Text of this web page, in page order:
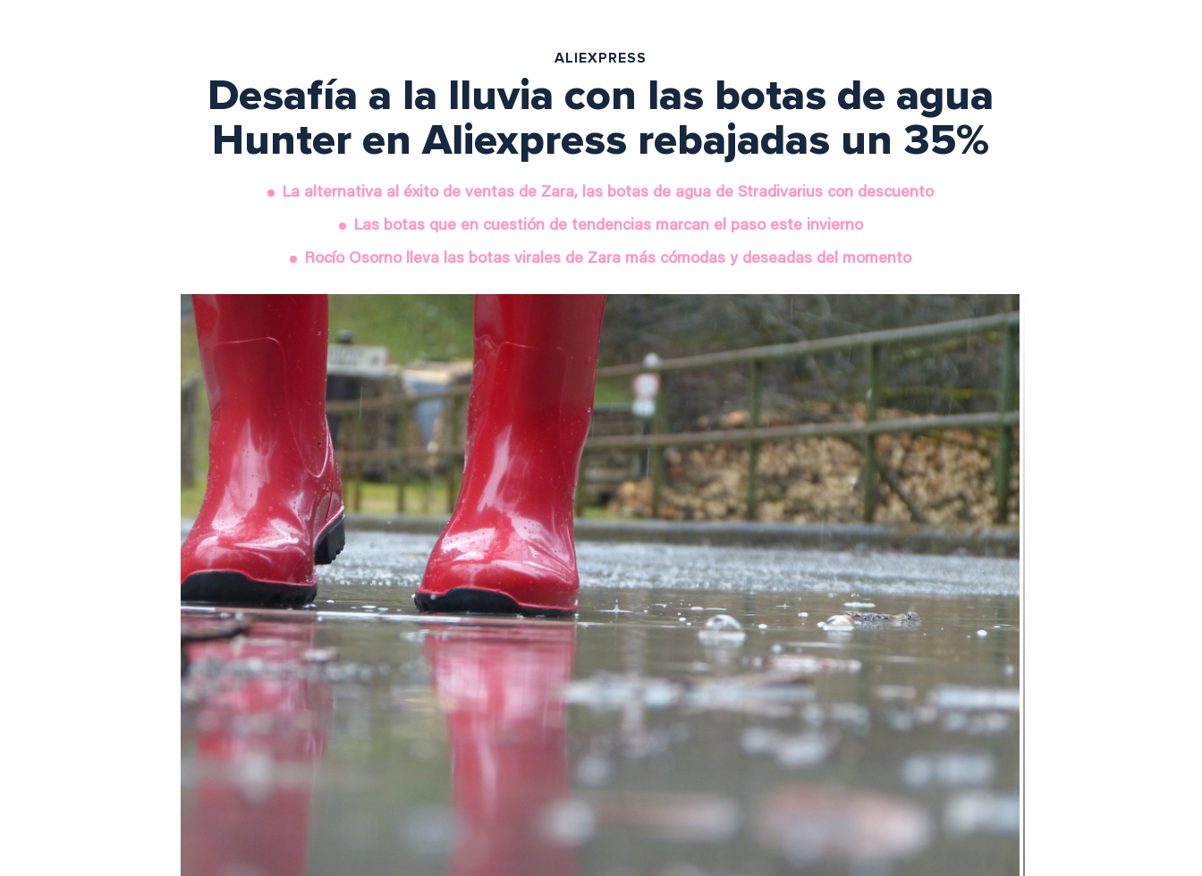
ALIEXPRESS
Desafía a la lluvia con las botas de agua
Hunter en Aliexpress rebajadas un 35%
La alternativa al éxito de ventas de Zara, las botas de agua de Stradivarius con descuento
Las botas que en cuestión de tendencias marcan el paso este invierno
Rocío Osorno lleva las botas virales de Zara más cómodas y deseadas del momento